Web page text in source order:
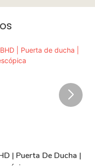
| Puerta De Ducha |